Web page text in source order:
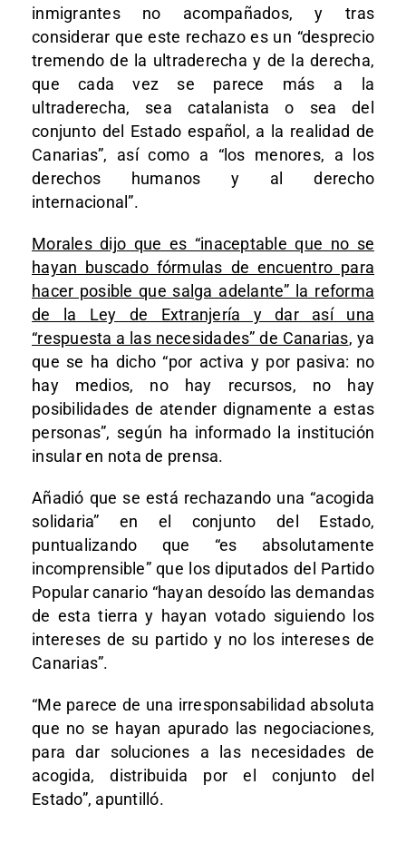
inmigrantes no acompañados, y tras
considerar que este rechazo es un “desprecio
tremendo de la ultraderecha y de la derecha,
que cada vez se parece más a la
ultraderecha, sea catalanista o sea del
conjunto del Estado español, a la realidad de
Canarias”, así como a “los menores, a los
derechos humanos y al derecho
internacional”.
Morales dijo que es “inaceptable que no se
hayan buscado fórmulas de encuentro para
hacer posible que salga adelante” la reforma
de la Ley de Extranjería y dar así una
“respuesta a las necesidades” de Canarias, ya
que se ha dicho “por activa y por pasiva: no
hay medios, no hay recursos, no hay
posibilidades de atender dignamente a estas
personas”, según ha informado la institución
insular en nota de prensa.
Añadió que se está rechazando una “acogida
solidaria” en el conjunto del Estado,
puntualizando que “es absolutamente
incomprensible” que los diputados del Partido
Popular canario “hayan desoído las demandas
de esta tierra y hayan votado siguiendo los
intereses de su partido y no los intereses de
Canarias”.
“Me parece de una irresponsabilidad absoluta
que no se hayan apurado las negociaciones,
para dar soluciones a las necesidades de
acogida, distribuida por el conjunto del
Estado”, apuntilló.